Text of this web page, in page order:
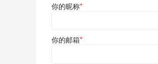
你的昵称*
你的邮箱*